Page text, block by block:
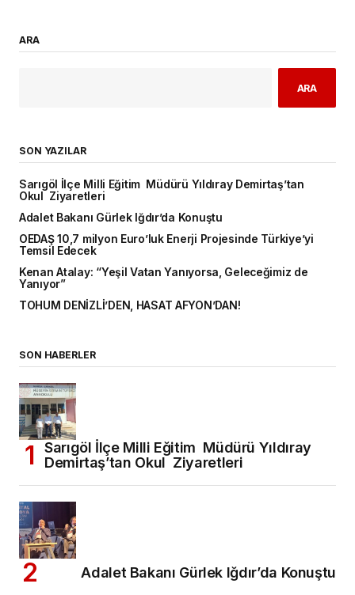
ARA
ARA
SON YAZILAR
Sarıgöl İlçe Milli Eğitim Müdürü Yıldıray Demirtaş’tan
Okul Ziyaretleri
Adalet Bakanı Gürlek Iğdır’da Konuştu
OEDAŞ 10,7 milyon Euro’luk Enerji Projesinde Türkiye’yi
Temsil Edecek
Kenan Atalay: “Yeşil Vatan Yanıyorsa, Geleceğimiz de
Yanıyor”
TOHUM DENİZLİ’DEN, HASAT AFYON’DAN!
SON HABERLER
Sarıgöl İlçe Milli Eğitim Müdürü Yıldıray
Demirtaş’tan Okul Ziyaretleri
Adalet Bakanı Gürlek Iğdır’da Konuştu